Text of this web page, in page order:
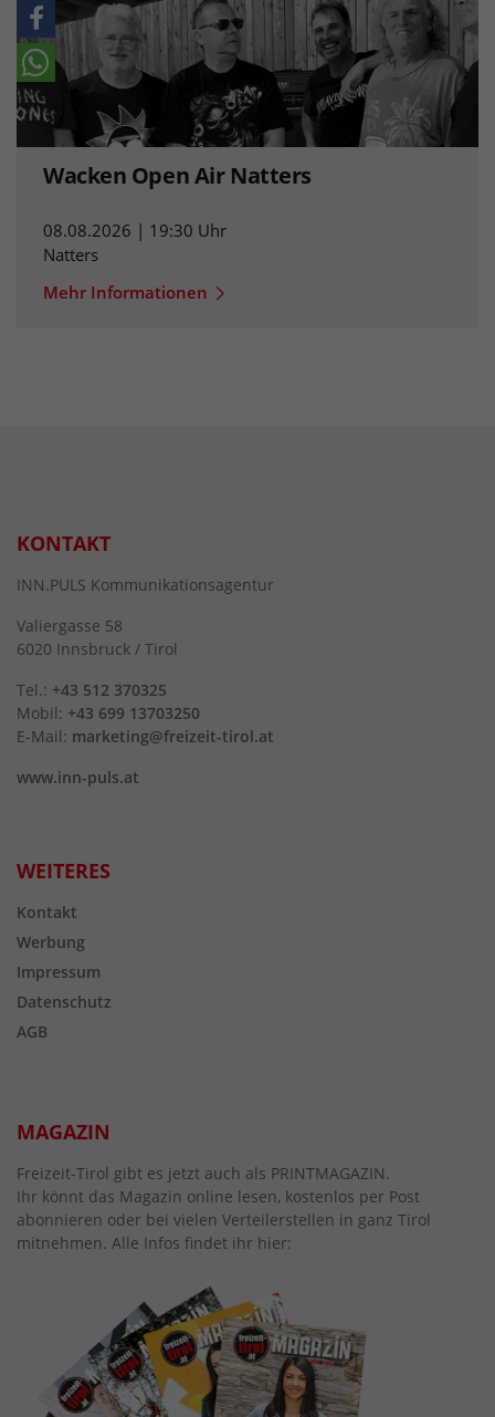
Wacken Open Air Natters
08.08.2026 | 19:30 Uhr
Natters
Mehr Informationen
KONTAKT
INN.PULS Kommunikationsagentur
Valiergasse 58
6020 Innsbruck / Tirol
Tel.: +43 512 370325
Mobil: +43 699 13703250
E-Mail: marketing@freizeit-tirol.at
www.inn-puls.at
WEITERES
Kontakt
Werbung
Impressum
Datenschutz
AGB
MAGAZIN
Freizeit-Tirol gibt es jetzt auch als PRINTMAGAZIN.
Ihr könnt das Magazin online lesen, kostenlos per Post
abonnieren oder bei vielen Verteilerstellen in ganz Tirol
mitnehmen. Alle Infos findet ihr hier: